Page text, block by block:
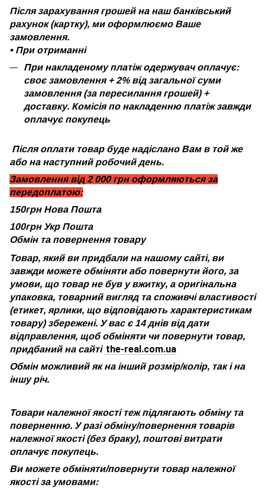
Після зарахування грошей на наш банківський
рахунок (картку), ми оформлюємо Ваше
замовлення.
•При отриманні
При накладеному платіж одержувач оплачує:
своє замовлення + 2% від загальної суми
замовлення (за пересилання грошей) +
доставку. Комісія по накладенню платіж завжди
оплачує покупець
Після оплати товар буде надіслано Вам в той же
або на наступний робочий день.
Замовлення від 2 000 грн оформляються за
передоплатою:
150грн Нова Пошта
100грн Укр Пошта
Обмін та повернення товару
Товар, який ви придбали на нашому сайті, ви
завжди можете обміняти або повернути його, за
умови, що товар не був у вжитку, а оригінальна
упаковка, товарний вигляд та споживчі властивості
(етикет, ярлики, що відповідають характеристикам
товару) збережені. У вас є 14 днів від дати
відправлення, щоб обміняти чи повернути товар,
придбаний на сайті the-real.com.ua
Обмін можливий як на інший розмір/колір, так і на
іншу річ.
Товари належної якості теж підлягають обміну та
поверненню. У разі обміну/повернення товарів
належної якості (без браку), поштові витрати
оплачує покупець.
Ви можете обміняти/повернути товар належної
якості за умовами: